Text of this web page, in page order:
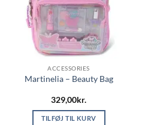
ACCESSORIES
Martinelia – Beauty Bag
329,00kr.
TILFØJ TIL KURV